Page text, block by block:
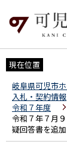
現在位置
岐阜県可児市
入札・契約情報
令和７年度
令和７年７月
疑回答書を追加